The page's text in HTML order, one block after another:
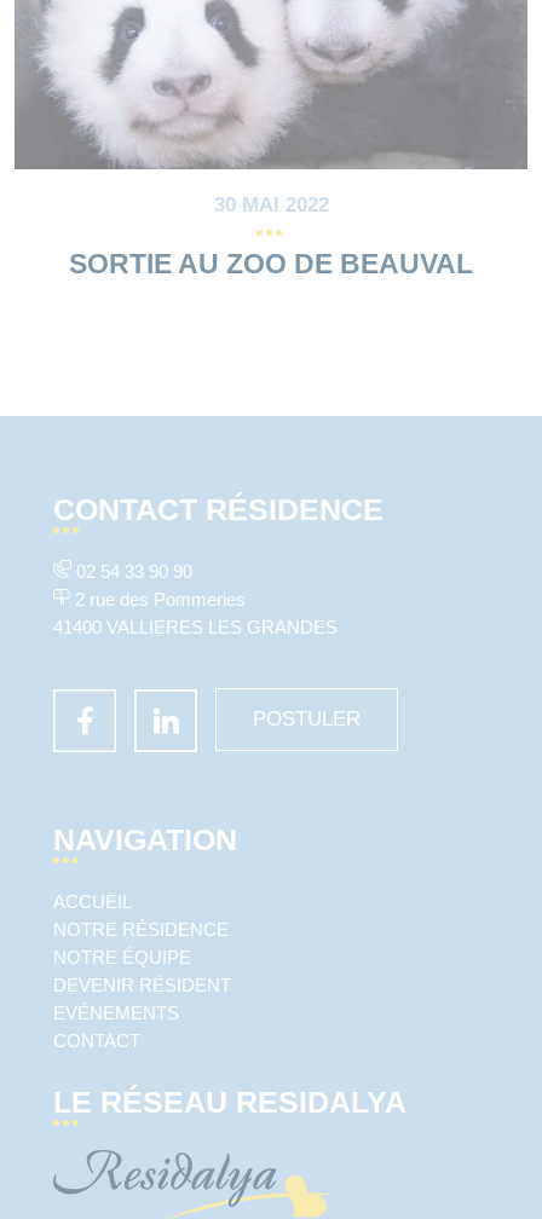
30 MAI 2022
SORTIE AU ZOO DE BEAUVAL
CONTACT RÉSIDENCE
02 54 33 90 90
2 rue des Pommeries
41400 VALLIERES LES GRANDES
POSTULER
NAVIGATION
ACCUEIL
NOTRE RÉSIDENCE
NOTRE ÉQUIPE
DEVENIR RÉSIDENT
EVÉNEMENTS
CONTACT
LE RÉSEAU RESIDALYA